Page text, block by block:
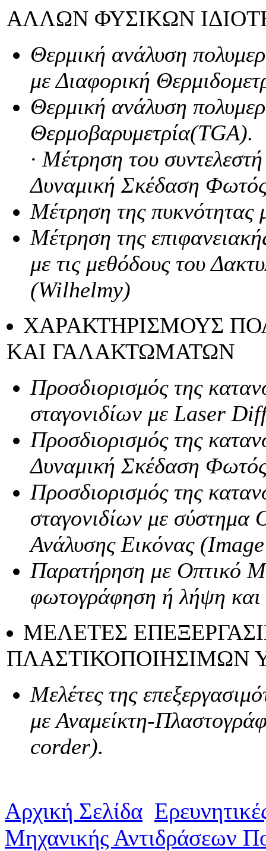
ΑΛΛΩΝ ΦΥΣΙΚΩΝ
Θερμική ανάλυση
με Διαφορική
Θερμική ανάλυση
Θερμοβαρυμετρία(TGA).
· Μέτρηση του
Δυναμική Σκέδαση
Μέτρηση της πυκνότητας
Μέτρηση της
με τις μεθόδους του
(Wilhelmy)
ΧΑΡΑΚΤΗΡΙΣΜΟΥΣ
ΚΑΙ ΓΑΛΑΚΤΩΜΑΤΩΝ
Προσδιορισμός της
σταγονιδίων με Laser
Προσδιορισμός της
Δυναμική Σκέδαση
Προσδιορισμός της
σταγονιδίων με σύστημα
Ανάλυσης Εικόνας
Παρατήρηση με Οπτικό
φωτογράφηση ή λήψη και
ΜΕΛΕΤΕΣ
ΠΛΑΣΤΙΚΟΠΟΙΗΣΙΜΩΝ
Μελέτες της
με Αναμείκτη-
corder).
Αρχική Σελίδα
Μηχανικής Αντιδράσεων